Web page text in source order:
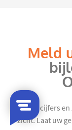
Meld
Mooie cijfers
zicht. Laat uw